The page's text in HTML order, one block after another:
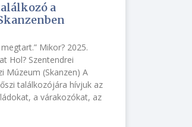
a
Mikor? 2025.
Hol? Szentendrei
Múzeum (Skanzen) A
találkozójára hívjuk az
a várakozókat, az